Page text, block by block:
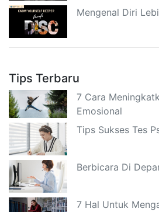
Mengenal Diri
Tips Terbaru
7 Cara
Emosional
Tips Sukses Tes
Berbicara Di
7 Hal Untuk